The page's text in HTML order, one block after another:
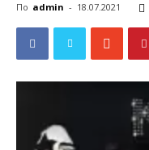
По admin - 18.07.2021